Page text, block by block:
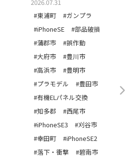
2026.07.31
#東浦町
#ガンプラ
#iPhoneSE
#部品破損
#蒲郡市
#誤作動
#大府市
#豊川市
#高浜市
#豊明市
#プラモデル
#豊田市
#有機ELパネル交換
#知多郡
#西尾市
#iPhoneSE3
#刈谷市
#幸田町
#iPhoneSE2
#落下・衝撃
#碧南市